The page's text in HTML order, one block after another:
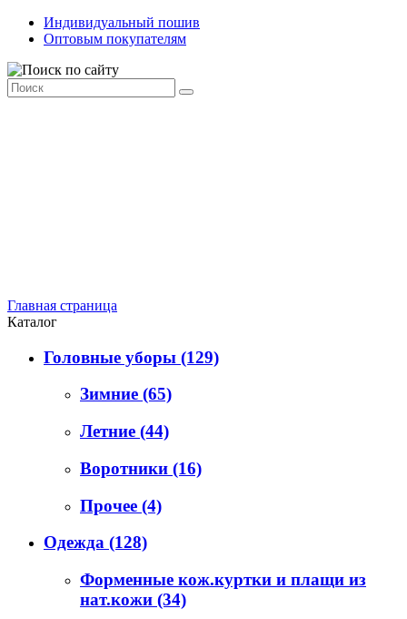
Индивидуальный пошив
Оптовым покупателям
Главная страница
Каталог
Головные уборы (129)
Зимние (65)
Летние (44)
Воротники (16)
Прочее (4)
Одежда (128)
Форменные кож.куртки и плащи из
нат.кожи (34)